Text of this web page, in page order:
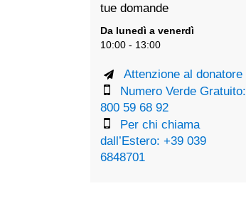
tue domande
Da lunedì a venerdì
10:00 - 13:00
Attenzione al donatore
Numero Verde Gratuito:
800 59 68 92
Per chi chiama
dall’Estero: +39 039
6848701